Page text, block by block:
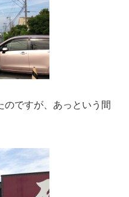
のですが、あっという間